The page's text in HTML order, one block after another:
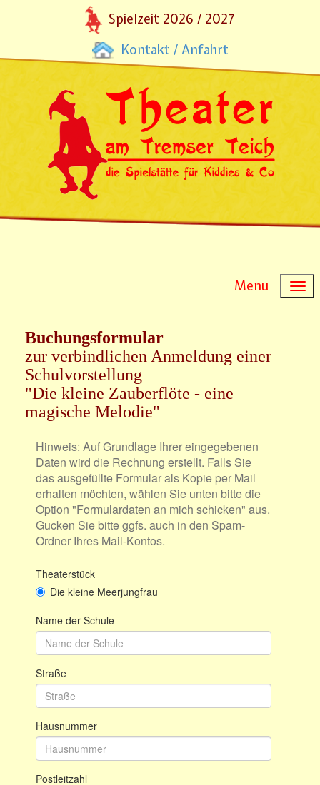
Spielzeit 2026 / 2027
Kontakt / Anfahrt
Menu
Buchungsformular
zur verbindlichen Anmeldung einer
Schulvorstellung
"Die kleine Zauberflöte - eine
magische Melodie"